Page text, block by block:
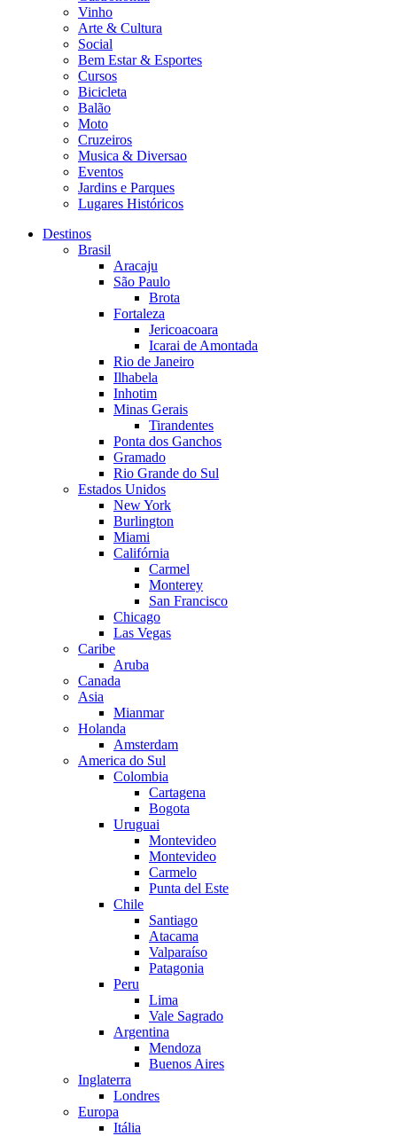
Vinho
Arte & Cultura
Social
Bem Estar & Esportes
Cursos
Bicicleta
Balão
Moto
Cruzeiros
Musica & Diversao
Eventos
Jardins e Parques
Lugares Históricos
Destinos
Brasil
Aracaju
São Paulo
Brota
Fortaleza
Jericoacoara
Icarai de Amontada
Rio de Janeiro
Ilhabela
Inhotim
Minas Gerais
Tirandentes
Ponta dos Ganchos
Gramado
Rio Grande do Sul
Estados Unidos
New York
Burlington
Miami
Califórnia
Carmel
Monterey
San Francisco
Chicago
Las Vegas
Caribe
Aruba
Canada
Asia
Mianmar
Holanda
Amsterdam
America do Sul
Colombia
Cartagena
Bogota
Uruguai
Montevideo
Montevideo
Carmelo
Punta del Este
Chile
Santiago
Atacama
Valparaíso
Patagonia
Peru
Lima
Vale Sagrado
Argentina
Mendoza
Buenos Aires
Inglaterra
Londres
Europa
Itália